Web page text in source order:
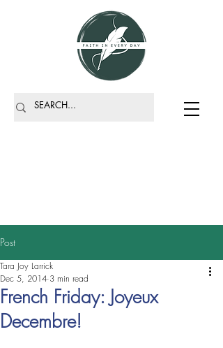
Post
French Friday: Joyeux
Decembre!
Tara Joy Larrick
Dec 5, 2014 3 min read